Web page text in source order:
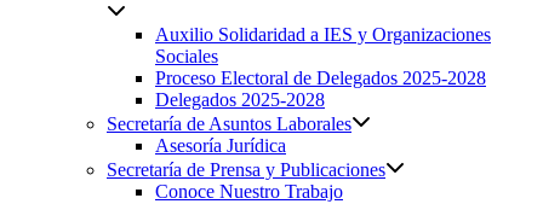
Auxilio Solidaridad a IES y Organizaciones
Sociales
Proceso Electoral de Delegados 2025-2028
Delegados 2025-2028
Secretaría de Asuntos Laborales
Asesoría Jurídica
Secretaría de Prensa y Publicaciones
Conoce Nuestro Trabajo